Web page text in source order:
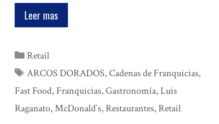
Leer mas
Categorías
Retail
Etiquetas
ARCOS DORADOS, Cadenas de Franquicias,
Fast Food, Franquicias, Gastronomía,Luis
Raganato,McDonald´s, Restaurantes, Retail